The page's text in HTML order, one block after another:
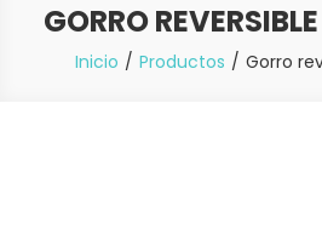
GORRO
Inicio Productos Gorro